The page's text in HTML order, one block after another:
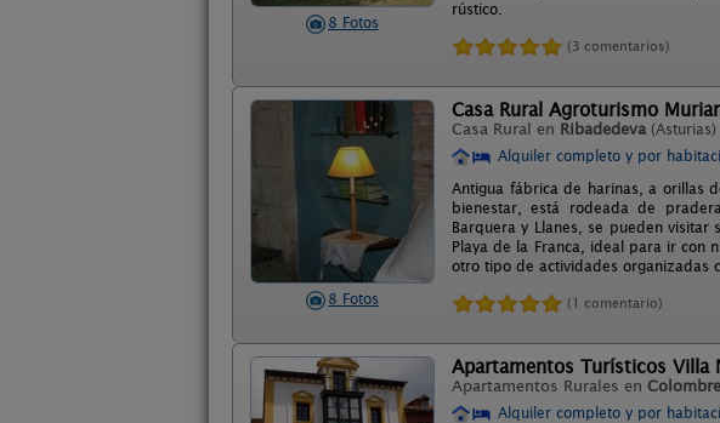
8 Fotos
rústico.
(3 comentarios)
8 Fotos
Casa Rural Agroturismo
Casa Rural en Ribadedeva (Asturias)
Alquiler completo y por
Antigua fábrica de harinas, a orillas
bienestar, está rodeada de
Barquera y Llanes, se pueden
Playa de la Franca, ideal para ir con
otro tipo de actividades organizadas
(1 comentario)
Apartamentos Turísticos Villa
Apartamentos Rurales en
Alquiler completo y por